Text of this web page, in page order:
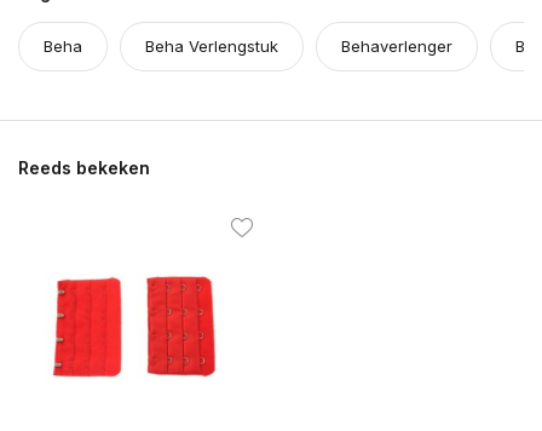
Beha Beha Verlengstuk Behaverlenger BH
Reeds bekeken